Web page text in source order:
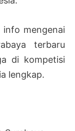
mengenai
terbaru
di kompetisi
lengkap.